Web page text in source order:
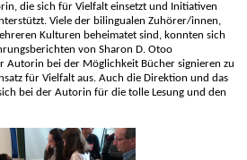
die sich für Vielfalt einsetzt und Initiativen
Viele der bilingualen Zuhörer/innen,
Kulturen beheimatet sind, konnten sich
von Sharon D. Otoo
Autorin bei der Möglichkeit Bücher signieren zu
für Vielfalt aus. Auch die Direktion und das
bei der Autorin für die tolle Lesung und den